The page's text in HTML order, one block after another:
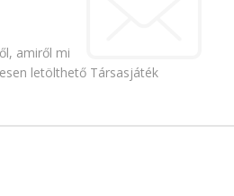
amiről mi
letölthető Társasjáték